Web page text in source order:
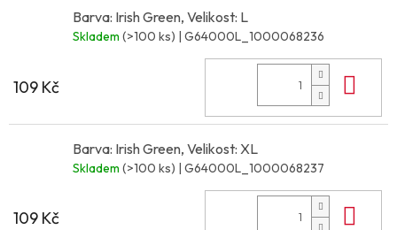
Barva: Irish Green, Velikost: L
Skladem (>100 ks) | G64000L_1000068236
109 Kč
Barva: Irish Green, Velikost: XL
Skladem (>100 ks) | G64000L_1000068237
109 Kč